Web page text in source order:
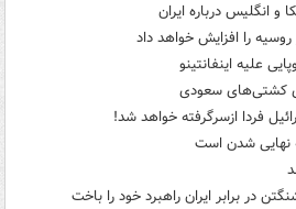
و انگلیس درباره ایران
روسیه را افزایش خواهد داد
علیه اینفانتینو
کشتی‌های سعودی
فردا ازسرگرفته خواهد شد!
نهایی شدن است
در برابر ایران راهبرد خود را باخت